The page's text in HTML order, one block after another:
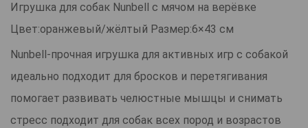
Игрушка для собак Nunbell с мячом на верёвке
Цвет:оранжевый/жёлтый Размер:6×43 см
Nunbell-прочная игрушка для активных игр с собакой
идеально подходит для бросков и перетягивания
помогает развивать челюстные мышцы и снимать
стресс подходит для собак всех пород и возрастов